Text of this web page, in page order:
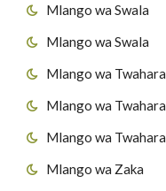
Mlango wa Swala
Mlango wa Swala
Mlango wa Twahara
Mlango wa Twahara
Mlango wa Twahara
Mlango wa Zaka